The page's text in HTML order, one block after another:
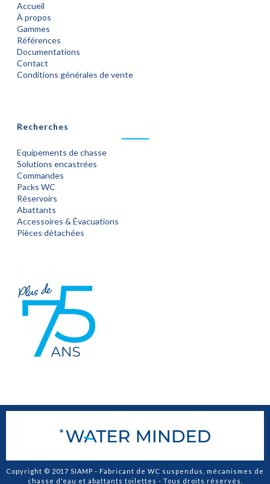
Accueil
À propos
Gammes
Références
Documentations
Contact
Conditions générales de vente
Recherches
Equipements de chasse
Solutions encastrées
Commandes
Packs WC
Réservoirs
Abattants
Accessoires & Évacuations
Pièces détachées
Copyright © 2017 SIAMP - Fabricant de WC suspendus, mécanismes de
chasse d'eau et abattants toilettes - Tous droits réservés.